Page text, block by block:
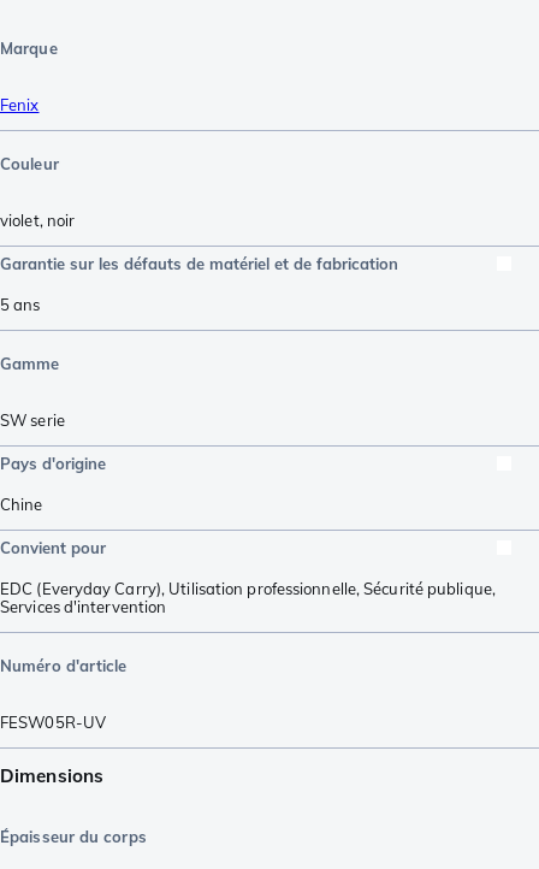
Marque
Fenix
Couleur
violet, noir
Garantie sur les défauts de matériel et de fabrication
5 ans
Gamme
SW serie
Pays d'origine
Chine
Convient pour
EDC (Everyday Carry), Utilisation professionnelle,Sécurité publique,
Services d'intervention
Numéro d'article
FESW05R-UV
Dimensions
Épaisseur du corps